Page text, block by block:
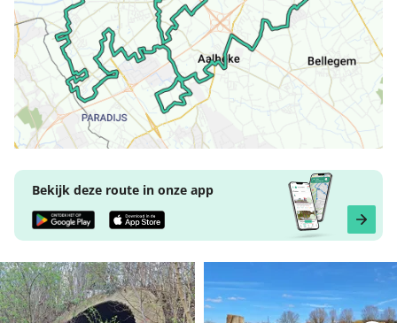
Bekijk deze route in onze app